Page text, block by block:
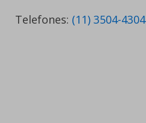
Telefones: (11) 3504-4304